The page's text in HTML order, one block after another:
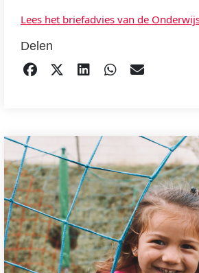
Lees het briefadvies van de
Delen
DELEN OP FACEBOOK
TWEETDELEN OP
DELEN OP